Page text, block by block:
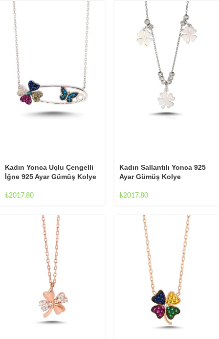
Kadın Yonca Uçlu Çengelli
İğne 925 Ayar Gümüş Kolye
₺2017.80
Kadın Sallantılı Yonca 925
Ayar Gümüş Kolye
₺2017.80